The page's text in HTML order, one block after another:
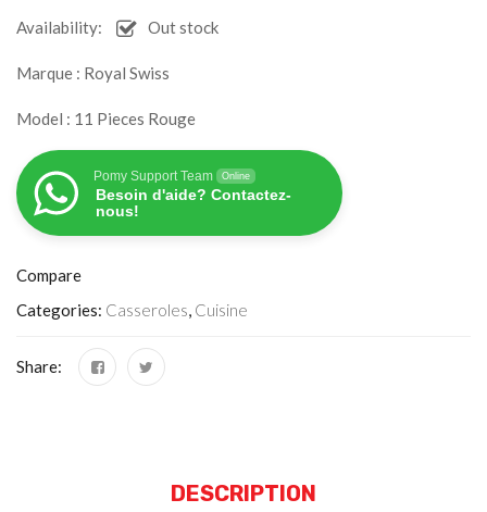
Availability: Out stock
Marque : Royal Swiss
Model : 11 Pieces Rouge
Pomy Support Team Online
Besoin d'aide? Contactez-
nous!
Compare
Categories: Casseroles, Cuisine
Share:
DESCRIPTION